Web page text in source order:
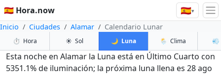
🇪🇸 Hora.now 🇪🇸▾
Inicio Ciudades Alamar Calendario Lunar
⏱️ Hora ☀️ Sol 🌙 Luna 🌦️ Clima 💨
Esta noche en Alamar la Luna está en Último Cuarto con
5351.1% de iluminación; la próxima luna llena es 28 ago